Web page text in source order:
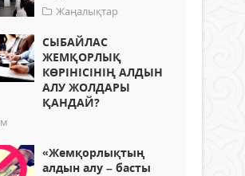
Жаңалықтар
СЫБАЙЛАС
ЖЕМҚОРЛЫҚ
КӨРІНІСІНІҢ АЛДЫН
АЛУ ЖОЛДАРЫ
ҚАНДАЙ?
«Жемқорлықтың
алдын алу – басты